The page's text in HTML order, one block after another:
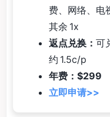
费、网络、电
其余 1x
返点兑换： 可
约 1.5c/p
年费：$299
立即申请>>